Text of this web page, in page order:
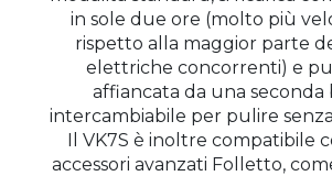
in sole due ore (molto più
rispetto alla maggior parte
elettriche concorrenti) e
affiancata da una seconda
intercambiabile per pulire
Il VK7S è inoltre compatibile
accessori avanzati Folletto,